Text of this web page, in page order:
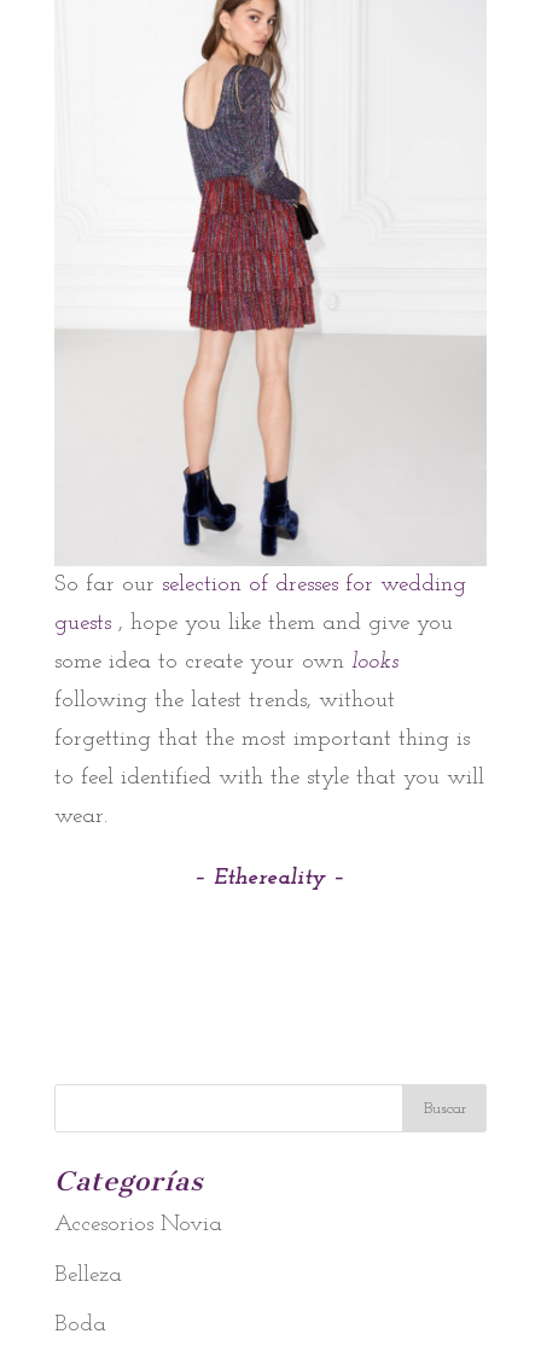
So far our selection of dresses for wedding
guests, hope you like them and give you
some idea to create your own looks
following the latest trends, without
forgetting that the most important thing is
to feel identified with the style that you will
wear.
– Ethereality –
Categorías
Accesorios Novia
Belleza
Boda